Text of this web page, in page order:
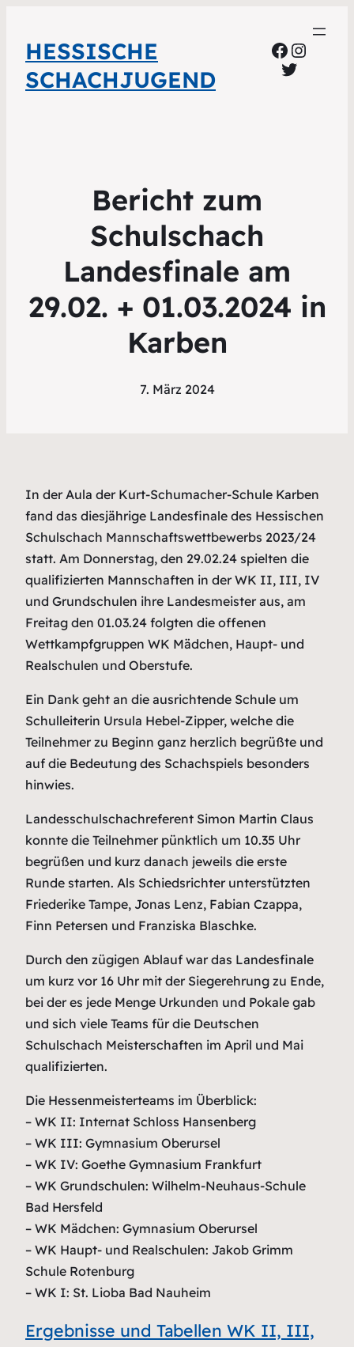
HESSISCHE
SCHACHJUGEND
Twitter
Bericht zum
Schulschach
Landesfinale am
29.02. + 01.03.2024 in
Karben
7. März 2024
In der Aula der Kurt-Schumacher-Schule Karben
fand das diesjährige Landesfinale des Hessischen
Schulschach Mannschaftswettbewerbs 2023/24
statt. Am Donnerstag, den 29.02.24 spielten die
qualifizierten Mannschaften in der WK II, III, IV
und Grundschulen ihre Landesmeister aus, am
Freitag den 01.03.24 folgten die offenen
Wettkampfgruppen WK Mädchen, Haupt- und
Realschulen und Oberstufe.
Ein Dank geht an die ausrichtende Schule um
Schulleiterin Ursula Hebel-Zipper, welche die
Teilnehmer zu Beginn ganz herzlich begrüßte und
auf die Bedeutung des Schachspiels besonders
hinwies.
Landesschulschachreferent Simon Martin Claus
konnte die Teilnehmer pünktlich um 10.35 Uhr
begrüßen und kurz danach jeweils die erste
Runde starten. Als Schiedsrichter unterstützten
Friederike Tampe, Jonas Lenz, Fabian Czappa,
Finn Petersen und Franziska Blaschke.
Durch den zügigen Ablauf war das Landesfinale
um kurz vor 16 Uhr mit der Siegerehrung zu Ende,
bei der es jede Menge Urkunden und Pokale gab
und sich viele Teams für die Deutschen
Schulschach Meisterschaften im April und Mai
qualifizierten.
Die Hessenmeisterteams im Überblick:
– WK II: Internat Schloss Hansenberg
– WK III: Gymnasium Oberursel
– WK IV: Goethe Gymnasium Frankfurt
– WK Grundschulen: Wilhelm-Neuhaus-Schule
Bad Hersfeld
– WK Mädchen: Gymnasium Oberursel
– WK Haupt- und Realschulen: Jakob Grimm
Schule Rotenburg
– WK I: St. Lioba Bad Nauheim
Ergebnisse und Tabellen WK II, III,